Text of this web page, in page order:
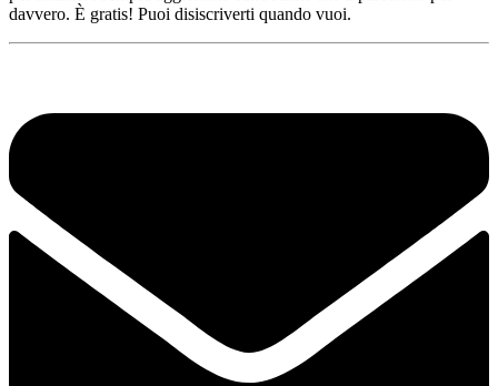
davvero. È gratis! Puoi disiscriverti quando vuoi.